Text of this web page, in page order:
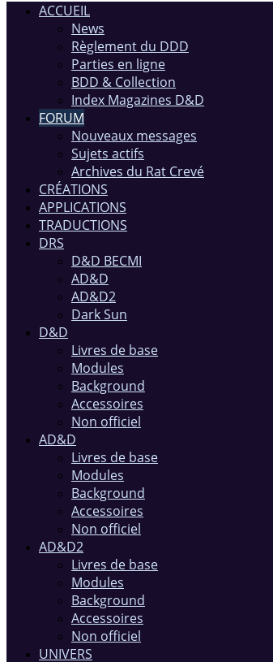
ACCUEIL
News
Règlement du DDD
Parties en ligne
BDD & Collection
Index Magazines D&D
FORUM
Nouveaux messages
Sujets actifs
Archives du Rat Crevé
CRÉATIONS
APPLICATIONS
TRADUCTIONS
DRS
D&D BECMI
AD&D
AD&D2
Dark Sun
D&D
Livres de base
Modules
Background
Accessoires
Non officiel
AD&D
Livres de base
Modules
Background
Accessoires
Non officiel
AD&D2
Livres de base
Modules
Background
Accessoires
Non officiel
UNIVERS